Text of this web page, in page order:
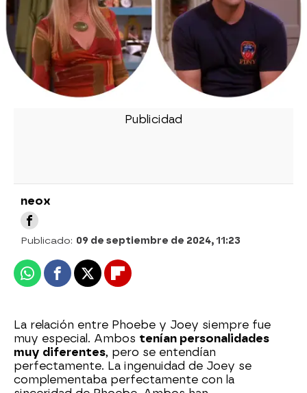
neox
Publicado: 09 de septiembre de 2024, 11:23
WhatsappFacebook
X Flipboard
La relación entre Phoebe y Joey siempre fue
muy especial. Ambos tenían personalidades
muy diferentes, pero se entendían
perfectamente. La ingenuidad de Joey se
complementaba perfectamente con la